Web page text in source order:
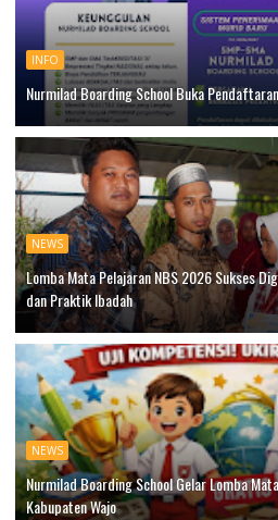
INFO
Nurmilad Boarding School Buka
NEWS
Lomba Mata Pelajaran NBS 2026 Sukses
dan Praktik Ibadah
NEWS
Nurmilad Boarding School Gelar Lomba
Kabupaten Wajo